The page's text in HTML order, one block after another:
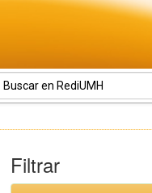
Filtrar